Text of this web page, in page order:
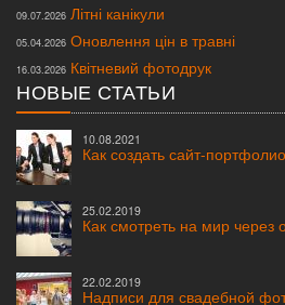
09.07.2026 Літні канікули
05.04.2026 Оновлення цін в травні
16.03.2026 Квітневий фотодрук
НОВЫЕ СТАТЬИ
10.08.2021
Как создать сайт-
25.02.2019
Как смотреть на мир через
22.02.2019
Надписи для свадебной